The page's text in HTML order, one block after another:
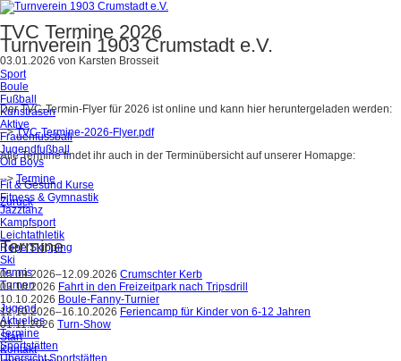
Turnverein 1903 Crumstadt e.V.
Sport
Boule
Fußball
Kunstrasen
Aktive
Frauenfussball
Jugendfußball
Old Boys
Fit & Gesund Kurse
Fitness & Gymnastik
Jazztanz
Kampfsport
Leichtathletik
Rope Skipping
Ski
Tennis
Turnen
Jugend
Aktuelles
Termine
Sportstätten
Übersicht Sportstätten
TVC Termine 2026
03.01.2026 von Karsten Brosseit
Der TVC-Termin-Flyer für 2026 ist online und kann hier heruntergeladen werden:
-->TVC-Termine-2026-Flyer.pdf
Alle Termine findet ihr auch in der Terminübersicht auf unserer Homapge:
--> Termine
Zurück
Termine
05.09.2026–12.09.2026 Crumschter Kerb
03.10.2026 Fahrt in den Freizeitpark nach Tripsdrill
10.10.2026 Boule-Fanny-Turnier
12.10.2026–16.10.2026 Feriencamp für Kinder von 6-12 Jahren
01.11.2026 Turn-Show
Start
Kontakt